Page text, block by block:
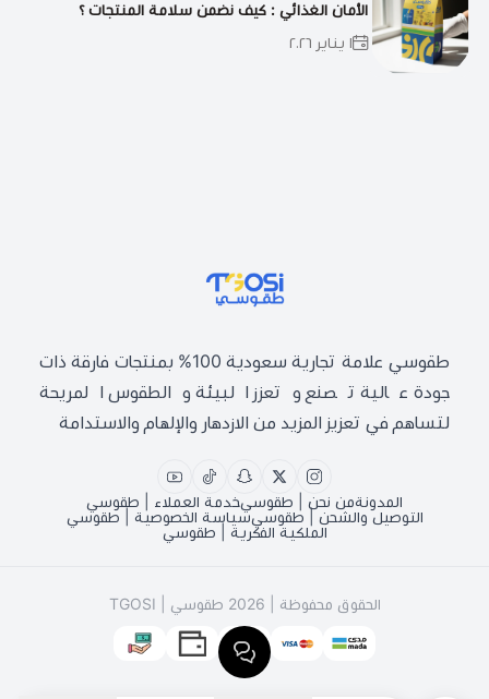
الأمان الغذائي : كيف نضمن سلامة المنتجات ؟
١ يناير ٢٠٢٦
طقوسي | TGOSIطقوسي علامة تجارية سعودية 100% بمنتجات فارقة ذات
جودة عالية تصنع وتعزز البيئة والطقوس المريحة
لتساهم في تعزيز المزيد من الازدهار والإلهام والاستدامة
المدونةمن نحن | طقوسيخدمة العملاء | طقوسي
التوصيل والشحن | طقوسيسياسة الخصوصية | طقوسي
الملكية الفكرية | طقوسي
الحقوق محفوظة | 2026 طقوسي | TGOSI